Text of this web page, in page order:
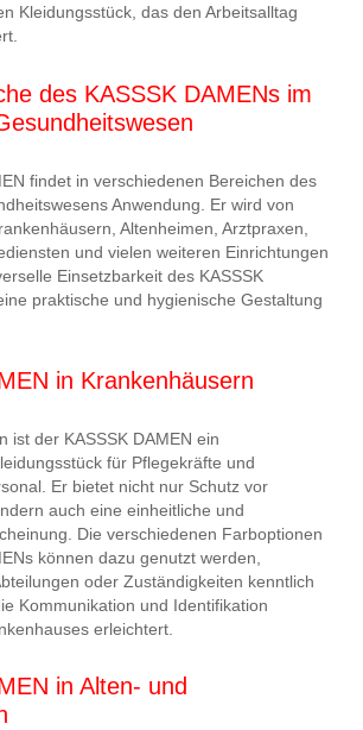
Kleidungsstück, das den Arbeitsalltag
des KASSSK DAMENs im
findet in verschiedenen Bereichen des
Anwendung. Er wird von
Altenheimen, Arztpraxen,
und vielen weiteren Einrichtungen
Einsetzbarkeit des KASSSK
praktische und hygienische Gestaltung
in Krankenhäusern
ist der KASSSK DAMEN ein
für Pflegekräfte und
Er bietet nicht nur Schutz vor
auch eine einheitliche und
Die verschiedenen Farboptionen
können dazu genutzt werden,
oder Zuständigkeiten kenntlich
Kommunikation und Identifikation
erleichtert.
in Alten- und